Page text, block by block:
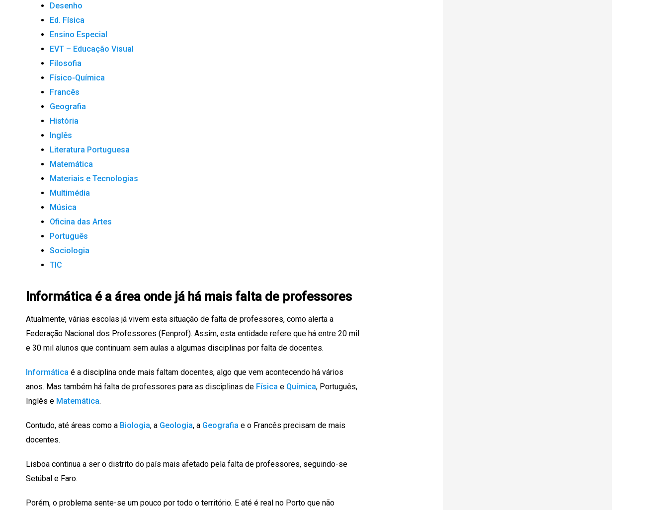
Desenho
Ed. Física
Ensino Especial
EVT – Educação Visual
Filosofia
Físico-Química
Francês
Geografia
História
Inglês
Literatura Portuguesa
Matemática
Materiais e Tecnologias
Multimédia
Música
Oficina das Artes
Português
Sociologia
TIC
Informática é a área onde já há mais falta de professores
Atualmente, várias escolas já vivem esta situação de falta de professores, como alerta a
Federação Nacional dos Professores (Fenprof). Assim, esta entidade refere que há entre 20 mil
e 30 mil alunos que continuam sem aulas a algumas disciplinas por falta de docentes.
Informática é a disciplina onde mais faltam docentes, algo que vem acontecendo há vários
anos. Mas também há falta de professores para as disciplinas de Física e Química, Português,
Inglês e Matemática.
Contudo, até áreas como a Biologia, a Geologia, a Geografia e o Francês precisam de mais
docentes.
Lisboa continua a ser o distrito do país mais afetado pela falta de professores, seguindo-se
Setúbal e Faro.
Porém, o problema sente-se um pouco por todo o território. E até é real no Porto que não